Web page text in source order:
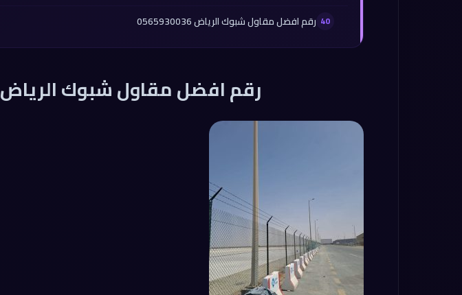
رقم افضل مقاول شبوك الرياض 0565930036
رقم افضل مقاول شبوك الرياض